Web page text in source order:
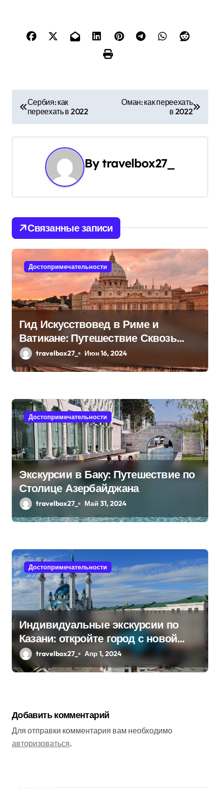
а
в
а
ц
и
я
п
о
з
а
п
с
я
м
Сербия: как
переехать в 2022
Оман: как переехать
в 2022
Bytravelbox27_
Связанные записи
Достопримечательности
Гид Искусствовед в Риме и
Ватикане: Путешествие Сквозь
Века Искусства
travelbox27_ Июн 16, 2024
Достопримечательности
Экскурсии в Баку: Путешествие по
Столице Азербайджана
travelbox27_ Май 31, 2024
Достопримечательности
Индивидуальные экскурсии по
Казани: откройте город с новой
стороны
travelbox27_ Апр 1, 2024
Добавить комментарий
Для отправки комментария вам необходимо
авторизоваться.